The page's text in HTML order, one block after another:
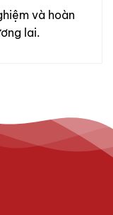
và hoàn
lai.